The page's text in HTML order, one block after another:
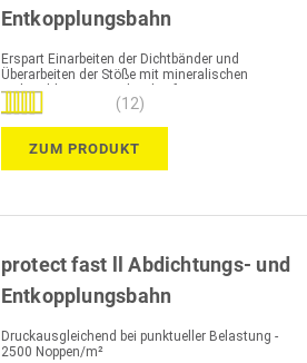
Entkopplungsbahn
Erspart Einarbeiten der Dichtbänder und
Überarbeiten der Stöße mit mineralischen
Dichtschlämmen in der vliesfreien Zone
Bewertung:
100%
(12)
ZUM PRODUKT
protect fast ll Abdichtungs- und
Entkopplungsbahn
Druckausgleichend bei punktueller Belastung -
2500 Noppen/m²